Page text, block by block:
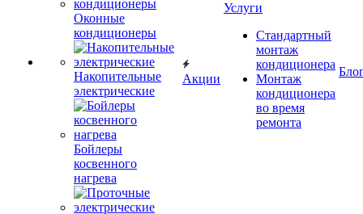
Оконные
кондиционеры
Накопительные
электрические
Бойлеры
косвенного
нагрева
Акции
Услуги
Стандартный
монтаж
кондиционера
Монтаж
кондиционера
во время
ремонта